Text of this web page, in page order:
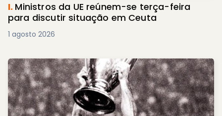
I. Ministros da UE reúnem-se terça-feira
para discutir situação em Ceuta
1 agosto 2026